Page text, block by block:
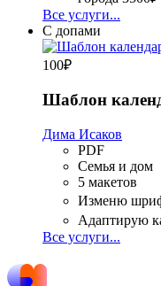
Все услуги...
С допами
100₽
Шаблон
Дима Исаков
PDF
Семья и дом
5 макетов
Изменю
Адаптирую
Все услуги...